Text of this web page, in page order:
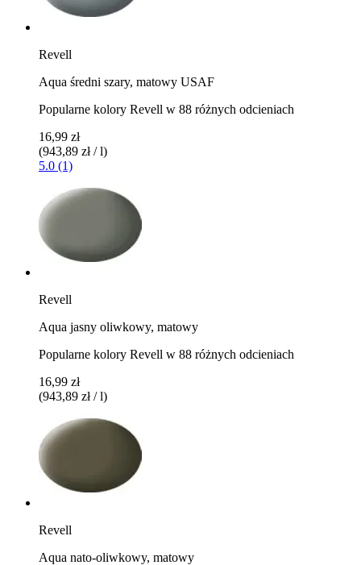
Revell
Aqua średni szary, matowy USAF
Popularne kolory Revell w 88 różnych odcieniach
16,99 zł
(943,89 zł / l)
5.0 (1)
Revell
Aqua jasny oliwkowy, matowy
Popularne kolory Revell w 88 różnych odcieniach
16,99 zł
(943,89 zł / l)
Revell
Aqua nato-oliwkowy, matowy